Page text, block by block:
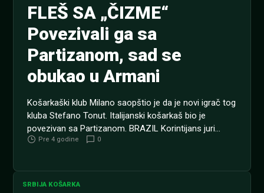
FLEŠ SA „ČIZME“
Povezivali ga sa
Partizanom, sad se
obukao u Armani
Košarkaški klub Milano saopštio je da je novi igrač tog
kluba Stefano Tonut. Italijanski košarkaš bio je
povezivan sa Partizanom. BRAZIL Korintijans juri
titulu, a pre samo tri dana je demolirao Santos u kupu.
Pre 4 godine 0
SRBIJA KOŠARKA